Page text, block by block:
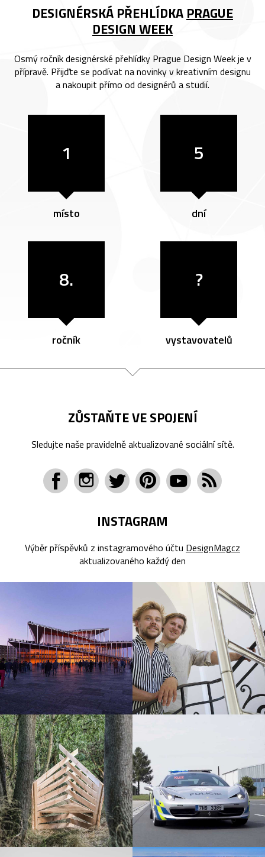
DESIGNÉRSKÁ PŘEHLÍDKA PRAGUE
DESIGN WEEK
Osmý ročník designérské přehlídky Prague Design Week je v
přípravě. Přijďte se podívat na novinky v kreativním designu
a nakoupit přímo od designérů a studií.
1
místo
5
dní
8.
ročník
?
vystavovatelů
ZŮSTAŇTE VE SPOJENÍ
Sledujte naše pravidelně aktualizované sociální sítě.
INSTAGRAM
Výběr příspěvků z instagramového účtu DesignMagcz
aktualizovaného každý den